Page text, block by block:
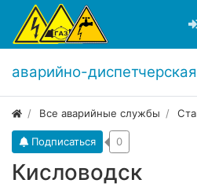
аварийно-
Все аварийные службы
Кисловодск
Подписаться 0